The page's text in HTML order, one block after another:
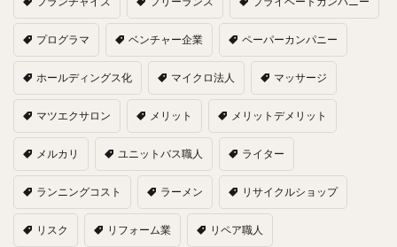
プログラマ ベンチャー企業 ペーパーカンパニー
ホールディングス化 マイクロ法人 マッサージ
マツエクサロン メリット メリットデメリット
メルカリ ユニットバス職人 ライター
ランニングコスト ラーメン リサイクルショップ
リスク リフォーム業 リペア職人